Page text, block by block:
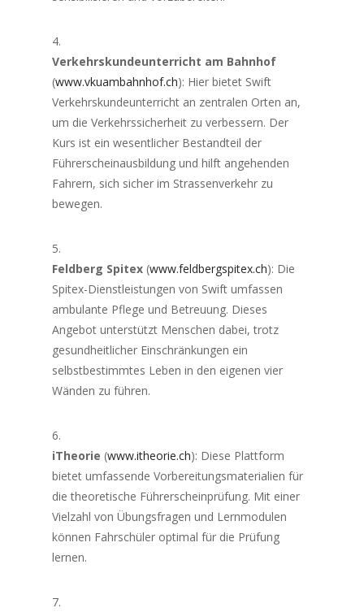
Verkehrskundeunterricht am Bahnhof
(www.vkuambahnhof.ch): Hier bietet Swift
Verkehrskundeunterricht an zentralen Orten an,
um die Verkehrssicherheit zu verbessern. Der
Kurs ist ein wesentlicher Bestandteil der
Führerscheinausbildung und hilft angehenden
Fahrern, sich sicher im Strassenverkehr zu
bewegen.
Feldberg Spitex (www.feldbergspitex.ch): Die
Spitex-Dienstleistungen von Swift umfassen
ambulante Pflege und Betreuung. Dieses
Angebot unterstützt Menschen dabei, trotz
gesundheitlicher Einschränkungen ein
selbstbestimmtes Leben in den eigenen vier
Wänden zu führen.
iTheorie (www.itheorie.ch): Diese Plattform
bietet umfassende Vorbereitungsmaterialien für
die theoretische Führerscheinprüfung. Mit einer
Vielzahl von Übungsfragen und Lernmodulen
können Fahrschüler optimal für die Prüfung
lernen.